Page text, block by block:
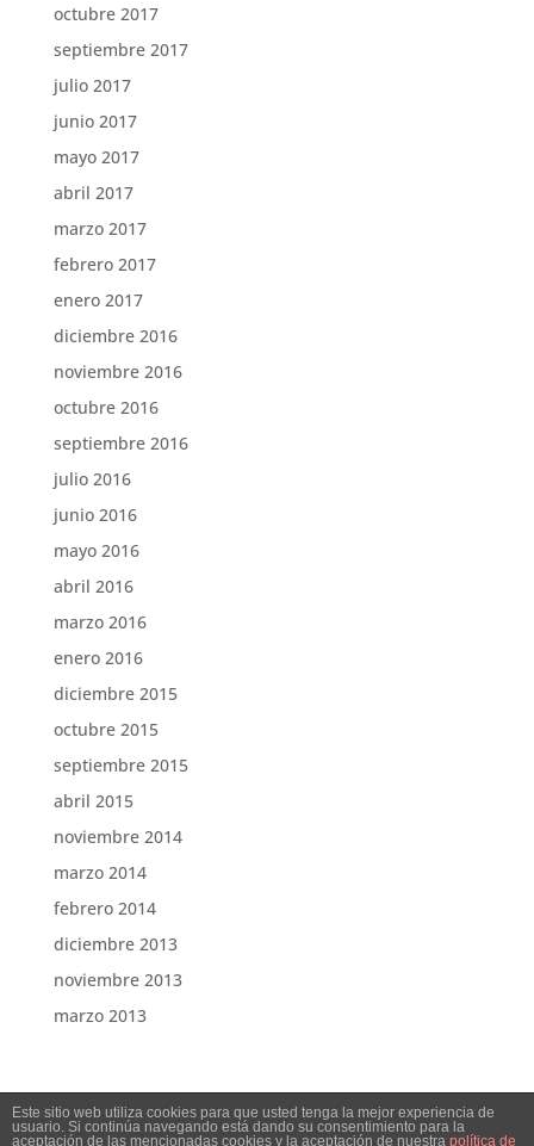
octubre 2017
septiembre 2017
julio 2017
junio 2017
mayo 2017
abril 2017
marzo 2017
febrero 2017
enero 2017
diciembre 2016
noviembre 2016
octubre 2016
septiembre 2016
julio 2016
junio 2016
mayo 2016
abril 2016
marzo 2016
enero 2016
diciembre 2015
octubre 2015
septiembre 2015
abril 2015
noviembre 2014
marzo 2014
febrero 2014
diciembre 2013
noviembre 2013
marzo 2013
Este sitio web utiliza cookies para que usted tenga la mejor experiencia de
usuario. Si continúa navegando está dando su consentimiento para la
aceptación de las mencionadas cookies y la aceptación de nuestra política de